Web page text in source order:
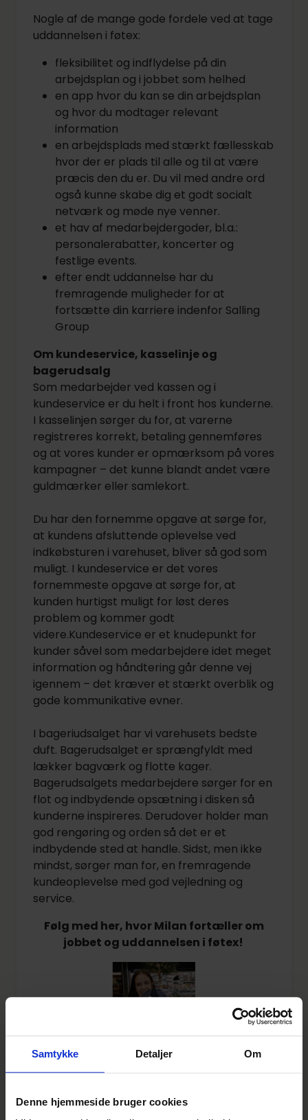
Samtykke Detaljer Om
Denne hjemmeside bruger cookies
Nogle af de mange gode fordele ved at tage
uddannelsen i føtex:
fleksibilitet og indflydelse på din
arbejdsplan og i jobbet som helhed
en app hvor du kan se din arbejdsplan
og hvor du modtager relevant
information
en arbejdsplads med stærkt fællesskab
hvor der er plads til alle og til at være
præcis den du er. Du vil med andre ord
også kunne skabe dig et godt socialt
netværk og møde nye venner.
et hav af medarbejdergoder, bl.a.:
personalerabatter, koncerter og
festlige events.
efter endt uddannelse har du
fremragende muligheder for at
fortsætte din karriere indenfor Salling
Group
Om kundeservice, kasselinje og
bagerudsalg
Som medarbejder ved kassen og i
kundeservice er du helt i front hos kunderne.
I kasselinjen sørger du for, at varerne
registreres korrekt, betaling gennemføres
og at vores kunder er opmærksom på vores
kampagner – det kunne blandt andet være
guldmærker eller samlekort.
Du har den fornemme opgave at sørge for,
at kundens afsluttende oplevelse ved
indkøbsturen i varehuset, bliver så god som
muligt. I kundeservice er det vores
fornemmeste opgave at sørge for, at
kunden hurtigst muligt for løst deres
problem og kommer godt
videre.Kundeservice er et knudepunkt for
kunder såvel som medarbejdere idet meget
information og håndtering går denne vej
igennem – det kræver et stærkt overblik og
gode kommunikative evner.
I bageriudsalget har vi varehusets bedste
duft. Bagerudsalget er sprængfyldt med
lækker bagværk og flotte kager.
Bagerudsalgets medarbejdere sørger for en
flot og indbydende opsætning i disken så
kunderne inspireres. Derudover holder man
god rengøring og orden så det er et
indbydende sted at handle. Sidst, men ikke
mindst, sørger man for, en fremragende
kundeoplevelse med god vejledning og
service.
Følg med her, hvor Milan fortæller om
jobbet og uddannelsen i føtex!
Hvordan bliver du salgsassistentelev?
eksaminer: